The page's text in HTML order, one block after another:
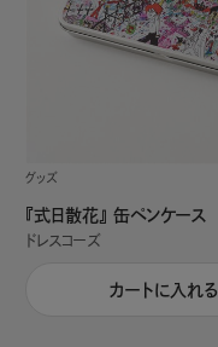
グッズ
『式日散花』 缶ペンケース
ドレスコーズ
カートに入れる